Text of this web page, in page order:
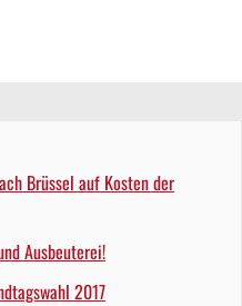
Brüssel auf Kosten der
Ausbeuterei!
2017